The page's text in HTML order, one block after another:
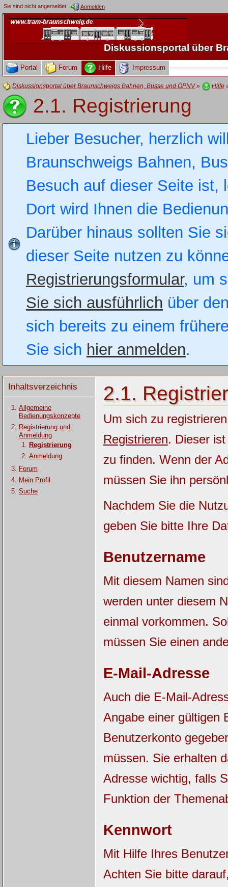
Sie sind nicht angemeldet. Anmelden
Diskussionsportal über
Portal Forum Hilfe Impressum
Diskussionsportal über Braunschweigs Bahnen, Busse und ÖPNV» Hilfe
2.1. Registrierung
Lieber Besucher, herzlich
Braunschweigs Bahnen,
Besuch auf dieser Seite
Dort wird Ihnen die
Darüber hinaus sollten Sie
dieser Seite nutzen zu
Registrierungsformular, um
Sie sich ausführlich über
sich bereits zu einem
Sie sich hier anmelden.
Inhaltsverzeichnis
Allgemeine
Bedienungskonzepte
Registrierung und
Anmeldung
Registrierung
Anmeldung
Forum
Mein Profil
Suche
2.1.
Um sich zu
Registrieren. Dieser
zu finden. Wenn der
müssen Sie ihn
Nachdem Sie die
geben Sie bitte Ihre
Benutzername
Mit diesem Namen
werden unter diesem
einmal vorkommen.
müssen Sie einen
E-Mail-Adresse
Auch die E-Mail-
Angabe einer gültigen
Benutzerkonto
müssen. Sie erhalten
Adresse wichtig, falls
Funktion der
Kennwort
Mit Hilfe Ihres
Achten Sie bitte